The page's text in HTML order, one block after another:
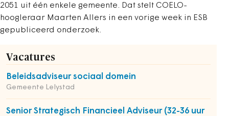
2051 uit één enkele gemeente. Dat stelt COELO-
hoogleraar Maarten Allers in een vorige week in ESB
gepubliceerd onderzoek.
Vacatures
Beleidsadviseur sociaal domein
Gemeente Lelystad
Senior Strategisch Financieel Adviseur (32-36 uur